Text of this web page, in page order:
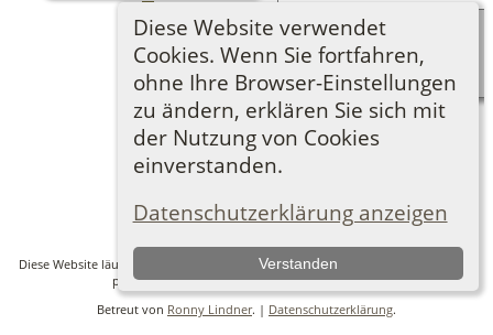
Diese Website verwendet
Cookies. Wenn Sie fortfahren,
ohne Ihre Browser-Einstellungen
zu ändern, erklären Sie sich mit
der Nutzung von Cookies
einverstanden.
Datenschutzerklärung anzeigen
Verstanden
Unbekannt
Zur Desktop-Webseite wechseln
Diese Website läuft mit The Next Generation of Genealogy Sitebuilding
programmiert von Darrin Lythgoe © 2001-2026.
Betreut von Ronny Lindner. | Datenschutzerklärung.